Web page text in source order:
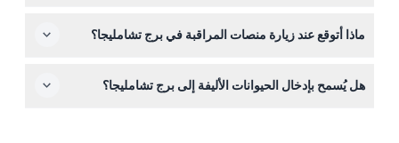
خططك قبل الحجز.
ماذا أتوقع عند زيارة منصات المراقبة في برج تشامليجا؟
بزاوية 360 درجة على أفق إسطنبول، بما في ذلك مضيق
هل يُسمح بإدخال الحيوانات الأليفة إلى برج تشامليجا؟